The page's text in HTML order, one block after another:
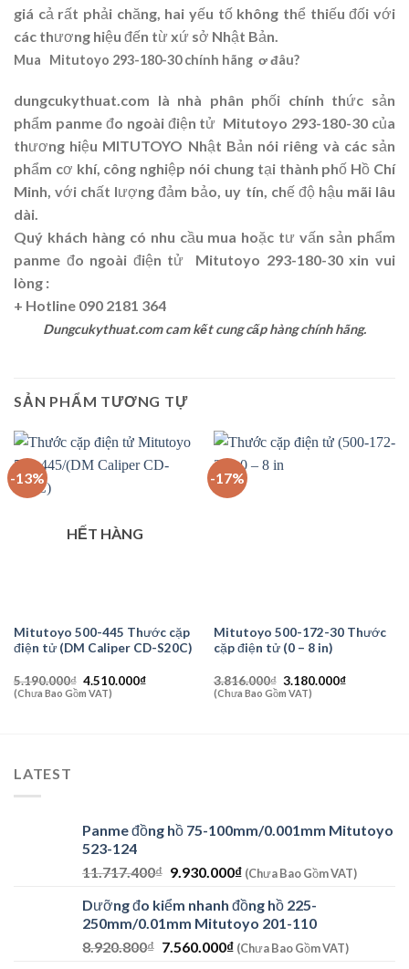
giá cả rất phải chăng, hai yếu tố không thể thiếu đối với
các thương hiệu đến từ xứ sở Nhật Bản.
Mua Mitutoyo 293-180-30 chính hãng ơ đâu?
dungcukythuat.com là nhà phân phối chính thức sản
phẩm panme đo ngoài điện tử Mitutoyo 293-180-30 của
thương hiệu MITUTOYO Nhật Bản nói riêng và các sản
phẩm cơ khí, công nghiệp nói chung tại thành phố Hồ Chí
Minh, với chất lượng đảm bảo, uy tín, chế độ hậu mãi lâu
dài.
Quý khách hàng có nhu cầu mua hoặc tư vấn sản phẩm
panme đo ngoài điện tử Mitutoyo 293-180-30 xin vui
lòng :
+ Hotline 090 2181 364
Dungcukythuat.com cam kết cung cấp hàng chính hãng.
SẢN PHẨM TƯƠNG TỰ
-13%
HẾT HÀNG
Mitutoyo 500-445 Thước cặp
điện tử (DM Caliper CD-S20C)
5.190.000₫ Giá
gốc
4.510.000₫Giá
(Chưa Bao Gồm VAT)
-17%
Mitutoyo 500-172-30 Thước
cặp điện tử (0 – 8 in)
3.816.000₫ Giá
gốc
3.180.000₫Giá
(Chưa Bao Gồm VAT)
LATEST
Panme đồng hồ 75-100mm/0.001mm Mitutoyo
523-124
11.717.400₫ Giá
là:
11.717.400₫.
9.930.000₫Giá
tại
là:
9.930.000₫.
(Chưa Bao Gồm VAT)
Dưỡng đo kiểm nhanh đồng hồ 225-
250mm/0.01mm Mitutoyo 201-110
8.920.800₫ Giá
7.560.000₫Giá
(Chưa Bao Gồm VAT)